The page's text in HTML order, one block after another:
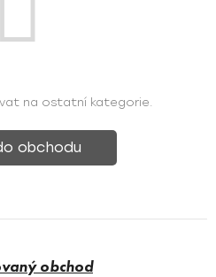
na ostatní kategorie.
obchodu
obchod